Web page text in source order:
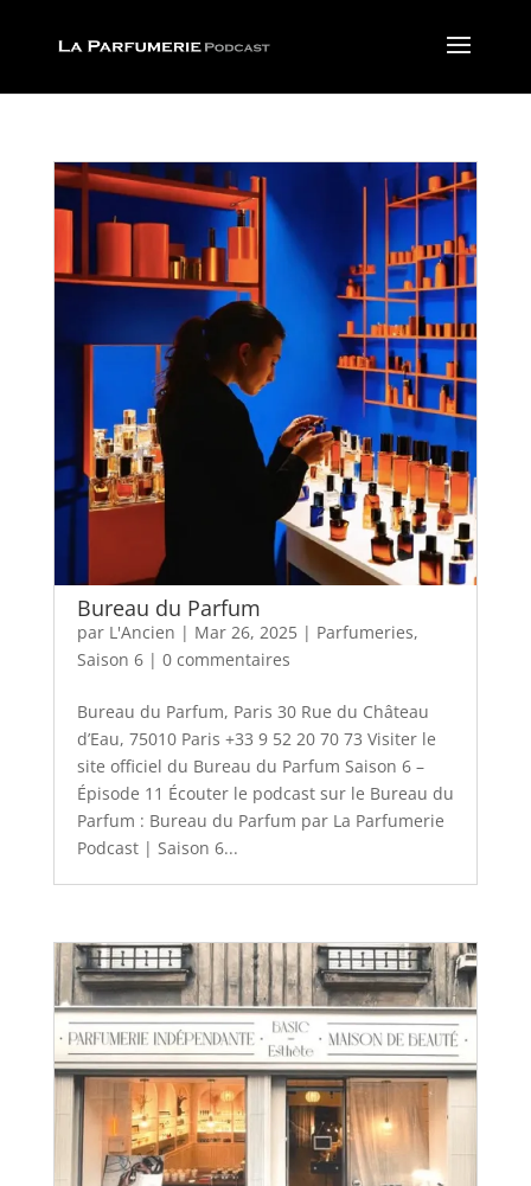
Bureau du Parfum
par L'Ancien | Mar 26, 2025| Parfumeries,
Saison 6| 0 commentaires
Bureau du Parfum, Paris 30 Rue du Château
d’Eau, 75010 Paris +33 9 52 20 70 73 Visiter le
site officiel du Bureau du Parfum Saison 6 –
Épisode 11 Écouter le podcast sur le Bureau du
Parfum : Bureau du Parfum par La Parfumerie
Podcast | Saison 6...